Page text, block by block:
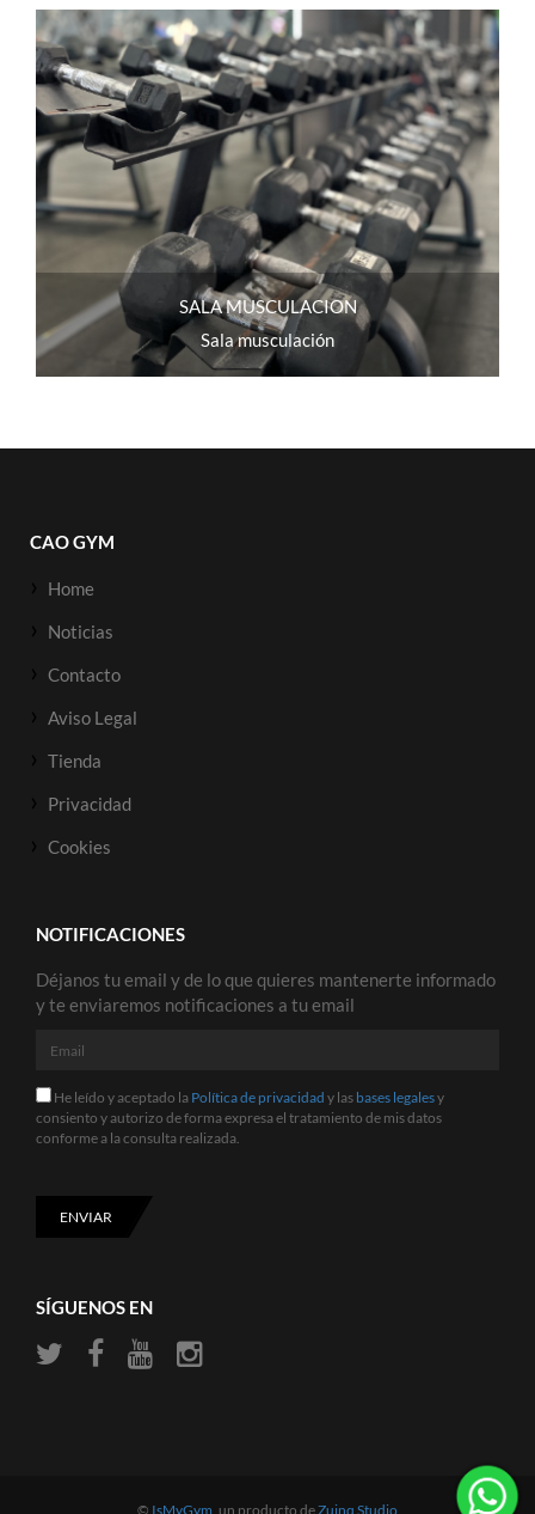
SALA MUSCULACION
Sala musculación
CAO GYM
Home
Noticias
Contacto
Aviso Legal
Tienda
Privacidad
Cookies
NOTIFICACIONES
Déjanos tu email y de lo que quieres mantenerte informado
y te enviaremos notificaciones a tu email
Email
He
leído
y
Política
de
privacidad
legales
consiento
He leído y aceptado la Política de privacidad y las bases legalesy
consiento y autorizo de forma expresa el tratamiento de mis datos
conforme a la consulta realizada.
ENVIAR
SÍGUENOS EN
© IsMyGym , un producto deZuinq Studio